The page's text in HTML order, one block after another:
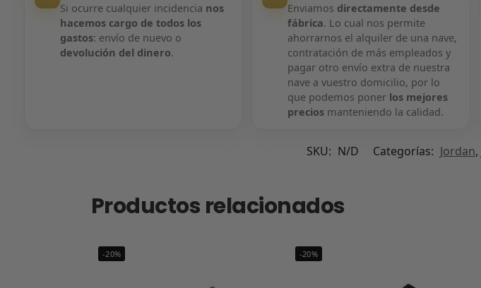
Si ocurre cualquier incidencia nos
hacemos cargo de todos los
gastos: envío de nuevo o
devolución del dinero.
Enviamos directamente desde
fábrica. Lo cual nos permite
ahorrarnos el alquiler de una nave,
contratación de más empleados y
pagar otro envío extra de nuestra
nave a vuestro domicilio, por lo
que podemos poner los mejores
preciosmanteniendo la calidad.
SKU: N/D Categorías: Jordan,
Productos relacionados
-20% -20%